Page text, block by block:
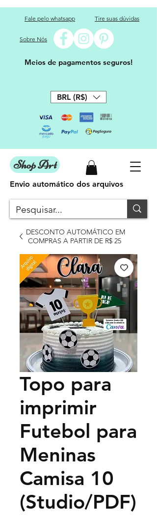
Fale pelo whatsapp Tire suas dúvidas
Sobre Nós
Meios de pagamentos seguros!
BRL (R$)
Shop Art
DESCONTO AUTOMÁTICO EM
COMPRAS A PARTIR DE R$ 25
Envio automático dos arquivos
Topo para
imprimir
Futebol para
Meninas
Camisa 10
(Studio/PDF)